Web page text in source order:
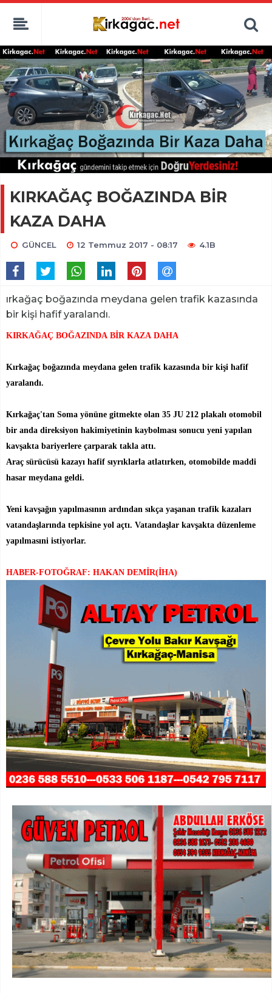
KIRKAĞAÇ BOĞAZINDA BİR
KAZA DAHA
GÜNCEL 12 Temmuz 2017 - 08:17 4.1B
ırkağaç boğazında meydana gelen trafik kazasında
bir kişi hafif yaralandı.
KIRKAĞAÇ BOĞAZINDA BİR KAZA DAHA
Kırkağaç boğazında meydana gelen trafik kazasında bir kişi hafif
yaralandı.
Kırkağaç'tan Soma yönüne gitmekte olan 35 JU 212 plakalı otomobil
bir anda direksiyon hakimiyetinin kaybolması sonucu yeni yapılan
kavşakta bariyerlere çarparak takla attı.
Araç sürücüsü kazayı hafif sıyrıklarla atlatırken, otomobilde maddi
hasar meydana geldi.
Yeni kavşağın yapılmasının ardından sıkça yaşanan trafik kazaları
vatandaşlarında tepkisine yol açtı. Vatandaşlar kavşakta düzenleme
yapılmasıni istiyorlar.
HABER-FOTOĞRAF: HAKAN DEMİR(İHA)